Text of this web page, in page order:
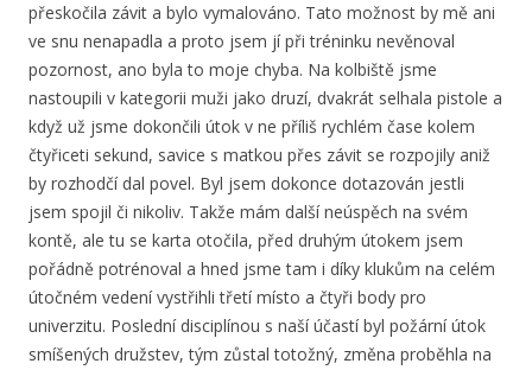
přeskočila závit a bylo vymalováno. Tato možnost by mě ani
ve snu nenapadla a proto jsem jí při tréninku nevěnoval
pozornost, ano byla to moje chyba. Na kolbiště jsme
nastoupili v kategorii muži jako druzí, dvakrát selhala pistole a
když už jsme dokončili útok v ne příliš rychlém čase kolem
čtyřiceti sekund, savice s matkou přes závit se rozpojily aniž
by rozhodčí dal povel. Byl jsem dokonce dotazován jestli
jsem spojil či nikoliv. Takže mám další neúspěch na svém
kontě, ale tu se karta otočila, před druhým útokem jsem
pořádně potrénoval a hned jsme tam i díky klukům na celém
útočném vedení vystřihli třetí místo a čtyři body pro
univerzitu. Poslední disciplínou s naší účastí byl požární útok
smíšených družstev, tým zůstal totožný, změna proběhla na